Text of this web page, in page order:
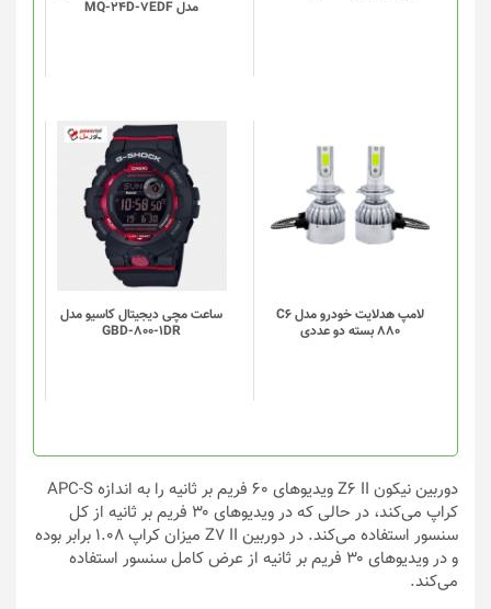
مدل MQ-24D-7EDF
لامپ هدلایت خودرو مدل C6
880 بسته دو عددی
ساعت مچی دیجیتال کاسیو مدل
GBD-800-1DR
کراپ می‌کند، در حالی که در ویدیوهای ۳۰ فریم بر ثانیه از کل
سنسور استفاده می‌کند. در دوربین Z7 II میزان کراپ ۱.۰۸ برابر بوده
و در ویدیوهای ۳۰ فریم بر ثانیه از عرض کامل سنسور استفاده
می‌کند.